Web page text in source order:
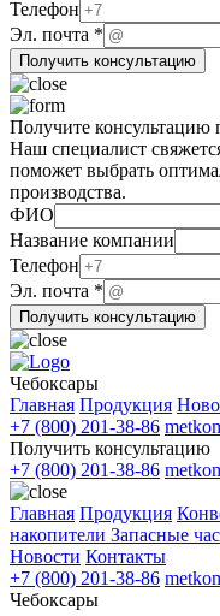
Телефон
ФИО
Название
почта
Эл. почта *
Получить консультацию
Получите консультацию
Наш специалист
поможет выбрать
производства.
ФИО
ФИО
Телефон
почта
Название компании
Телефон
Эл. почта *
Получить консультацию
Чебоксары
Главная Продукция
+7 (800) 201-38-86
Получить консультацию
+7 (800) 201-38-86
Главная Продукция
накопители Запасные
Новости Контакты
+7 (800) 201-38-86
Чебоксары